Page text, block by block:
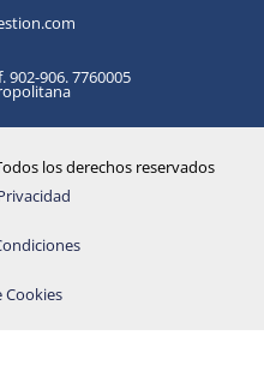
902-906. 7760005
los derechos reservados
Cookies